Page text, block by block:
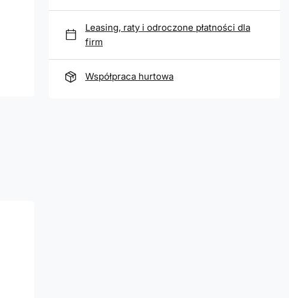
Leasing, raty i odroczone płatności dla
firm
Współpraca hurtowa